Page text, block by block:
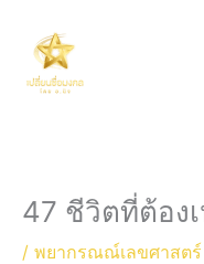
content
47 ชีวิตที่ต้อง
/ พยากรณณ์เลขศาสตร์